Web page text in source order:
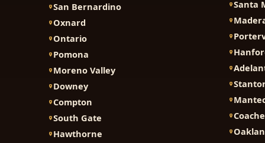
San Bernardino
Oxnard
Ontario
Pomona
Moreno Valley
Downey
Compton
South Gate
Hawthorne
Santa